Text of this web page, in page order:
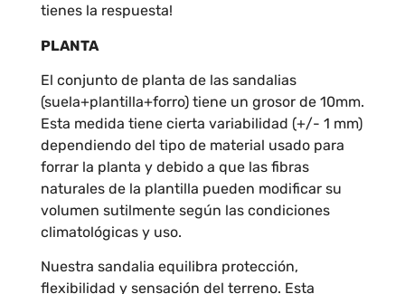
tienes la respuesta!
PLANTA
El conjunto de planta de las sandalias
(suela+plantilla+forro) tiene un grosor de 10mm.
Esta medida tiene cierta variabilidad (+/- 1 mm)
dependiendo del tipo de material usado para
forrar la planta y debido a que las fibras
naturales de la plantilla pueden modificar su
volumen sutilmente según las condiciones
climatológicas y uso.
Nuestra sandalia equilibra protección,
flexibilidad y sensación del terreno. Esta